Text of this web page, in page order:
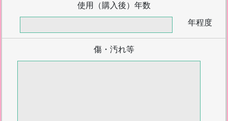
使用（購入後）年数
年程度
傷・汚れ等